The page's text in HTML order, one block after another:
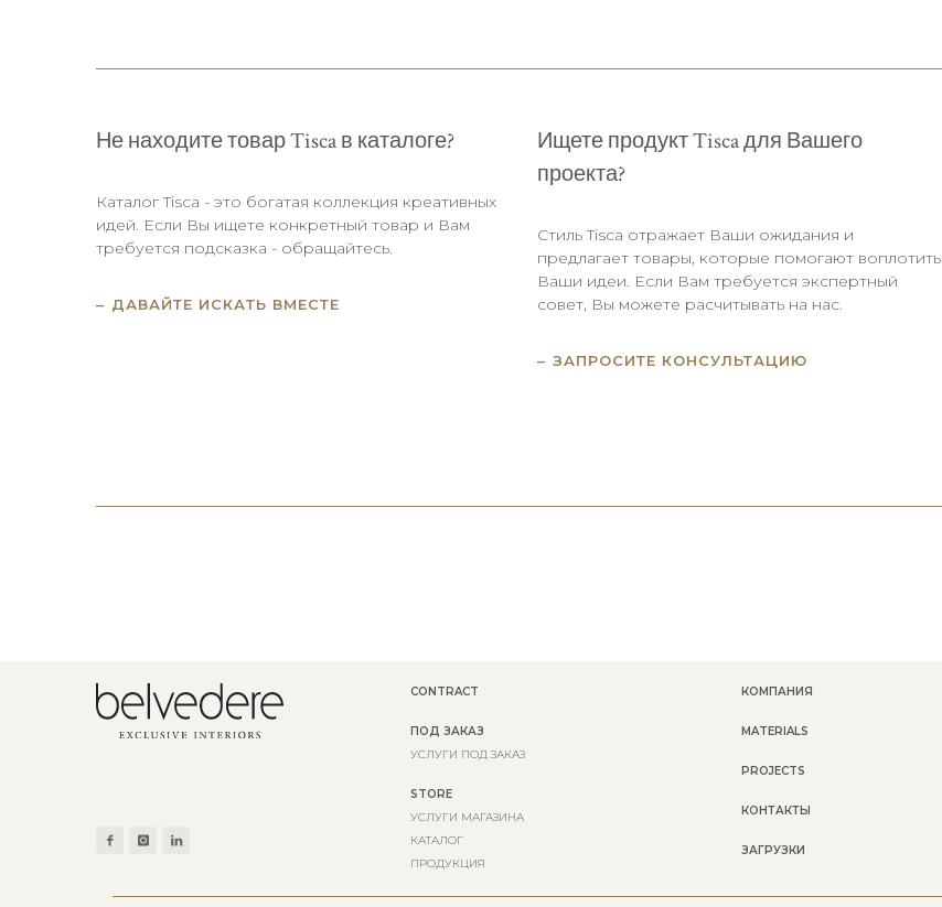
Не находите товар Tisca в каталоге?
Каталог Tisca - это богатая коллекция креативных
идей. Если Вы ищете конкретный товар и Вам
требуется подсказка - обращайтесь.
ДАВАЙТЕ ИСКАТЬ ВМЕСТЕ
Ищете продукт Tisca для Вашего
проекта?
Стиль Tisca отражает Ваши ожидания и
предлагает товары, которые помогают воплотить
Ваши идеи. Если Вам требуется экспертный
совет, Вы можете расчитывать на нас.
ЗАПРОСИТЕ КОНСУЛЬТАЦИЮ
CONTRACT
ПОД ЗАКАЗ
УСЛУГИ ПОД ЗАКАЗ
STORE
УСЛУГИ МАГАЗИНА
КАТАЛОГ
ПРОДУКЦИЯ
КОМПАНИЯ
MATERIALS
PROJECTS
КОНТАКТЫ
ЗАГРУЗКИ